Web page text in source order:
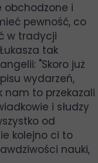
obchodzone i
pewność, co
w tradycji
tak
"Skoro już
wydarzeń,
nam to przekazali
i słudzy
od
kolejno ci to
nauki,